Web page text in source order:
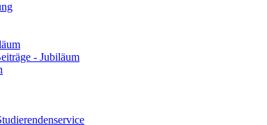
- Jubiläum